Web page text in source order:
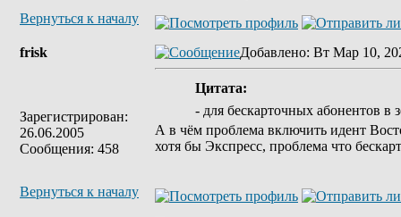
Вернуться к началу
frisk
Зарегистрирован:
26.06.2005
Сообщения: 458
Добавлено: Вт Мар 10,
Цитата:
- для бескарточных абонентов в
А в чём проблема включить идент
хотя бы Экспресс, проблема что
Вернуться к началу